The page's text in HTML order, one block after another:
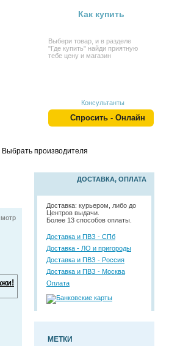
Как купить
Выбери товар, и в разделе
"Где купить" найди приятную
тебе цену и магазин
Консультанты
Спросить - Онлайн
Выбрать производителя
ДОСТАВКА, ОПЛАТА
Доставка: курьером, либо до
Центров выдачи.
Более 13 способов оплаты.
Доставка и ПВЗ - СПб
Доставка - ЛО и пригороды
Доставка и ПВЗ - Россия
Доставка и ПВЗ - Москва
Оплата
МЕТКИ